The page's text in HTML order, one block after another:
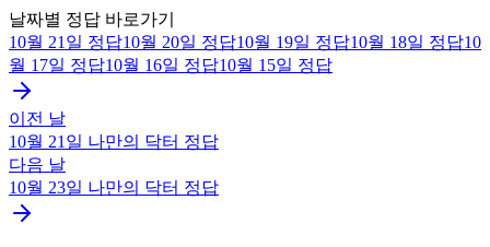
날짜별 정답 바로가기
10월 21일 정답10월 20일 정답10월 19일 정답10월 18일 정답10
월 17일 정답10월 16일 정답10월 15일 정답
이전 날
10월 21일 나만의 닥터 정답
다음 날
10월 23일 나만의 닥터 정답